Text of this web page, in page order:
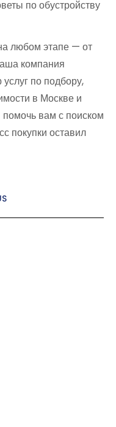
по обустройству
любом этапе — от
компания
по подбору,
в Москве и
вам с поиском
покупки оставил